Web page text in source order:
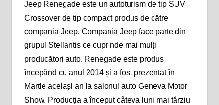
Jeep Renegade este un autoturism de tip SUV
Crossover de tip compact produs de către
compania Jeep. Compania Jeep face parte din
grupul Stellantis ce cuprinde mai mulți
producători auto. Renegade este produs
începând cu anul 2014 și a fost prezentat în
Martie același an la salonul auto Geneva Motor
Show. Producția a început câteva luni mai târziu